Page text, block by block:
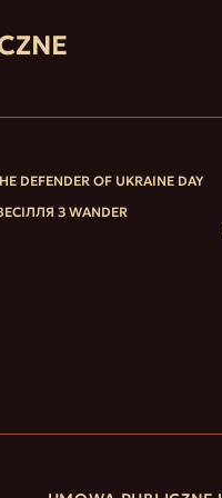
DEFENDER OF UKRAINE DAY
З WANDER